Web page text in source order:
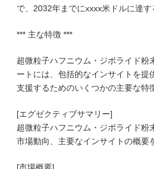
で、2032年までにxxxx米ドルに達す
*** 主な特徴 ***
超微粒子ハフニウム・ジボライド粉
ートには、包括的なインサイトを提
支援するためのいくつかの主要な特
[エグゼクティブサマリー]
超微粒子ハフニウム・ジボライド粉
市場動向、主要なインサイトの概要